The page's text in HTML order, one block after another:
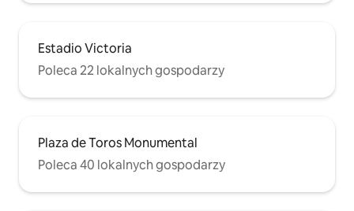
Estadio Victoria
Poleca 22 lokalnych gospodarzy
Plaza de Toros Monumental
Poleca 40 lokalnych gospodarzy